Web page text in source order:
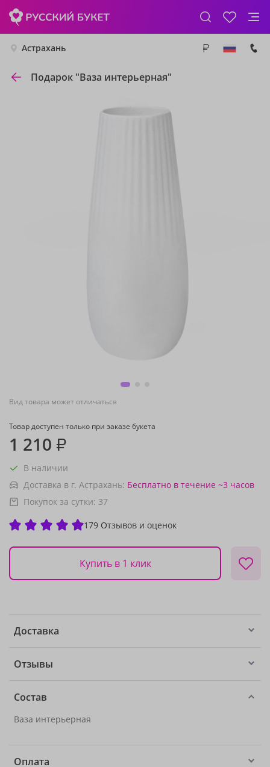
Астрахань
Подарок "Ваза интерьерная"
Вид товара может отличаться
Товар доступен только при заказе букета
1 210 ₽
В наличии
Доставка в г. Астрахань: Бесплатно в течение ~3 часов
Покупок за сутки: 37
179 Отзывов и оценок
Купить в 1 клик
Доставка
Отзывы
Состав
Ваза интерьерная
Оплата